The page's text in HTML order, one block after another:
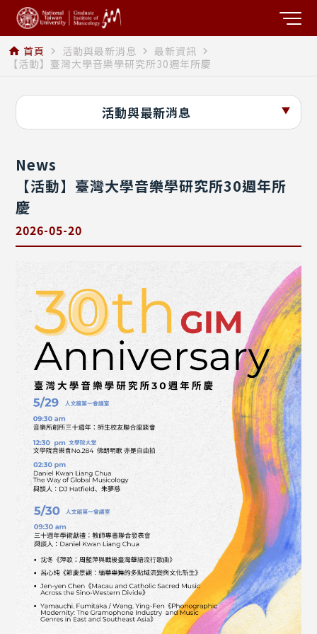
home 首頁 navigate_next 活動與最新消息 navigate_next 最新資訊 navigate_next
【活動】臺灣大學音樂學研究所30週年所慶
活動與最新消息
News
【活動】臺灣大學音樂學研究所30週年所
慶
2026-05-20